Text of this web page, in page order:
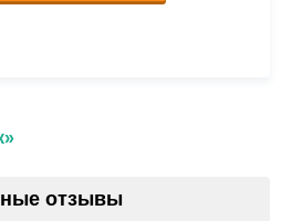
отзывы